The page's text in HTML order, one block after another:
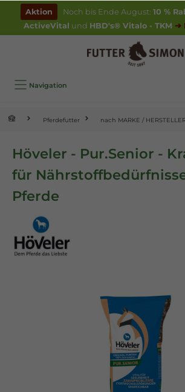
springen
Aktion Noch bis Ende August: 10 %
ActiveVital und HBD's® Vitalo - TKM ➔
Navigation
Pferdefutter nach MARKE /
Höveler - Pur.Senior -
für
Pferde